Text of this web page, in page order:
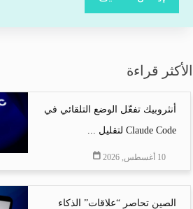
الأكثر قراءة
أنثروبيك تفعّل الوضع التلقائي في
Claude Code لتقليل ...
10 أغسطس, 2026
الصين تحاصر “علاقات” الذكاء